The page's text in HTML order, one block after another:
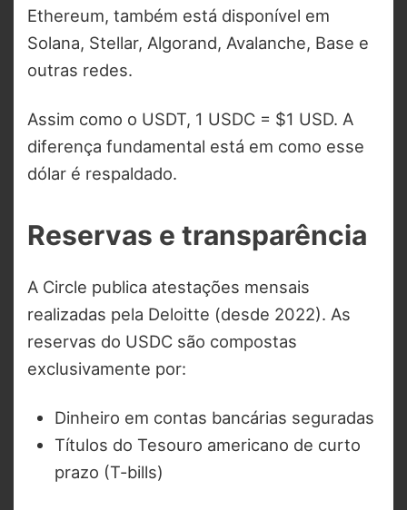
Ethereum, também está disponível em
Solana, Stellar, Algorand, Avalanche, Base e
outras redes.
Assim como o USDT, 1 USDC = $1 USD. A
diferença fundamental está em como esse
dólar é respaldado.
Reservas e transparência
A Circle publica atestações mensais
realizadas pela Deloitte (desde 2022). As
reservas do USDC são compostas
exclusivamente por:
Dinheiro em contas bancárias seguradas
Títulos do Tesouro americano de curto
prazo (T-bills)